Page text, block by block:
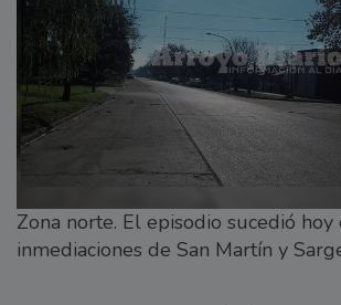
Zona norte. El episodio sucedió hoy
inmediaciones de San Martín y